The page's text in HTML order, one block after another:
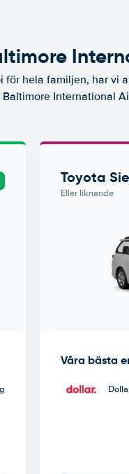
för hela familjen, har vi
International
Toyota
Eller liknande
Våra bästa